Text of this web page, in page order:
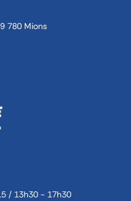
780 Mions
/ 13h30 - 17h30